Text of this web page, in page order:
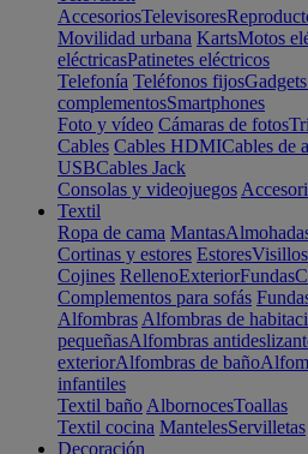
AccesoriosTelevisores
Movilidad urbana KartsMotos
eléctricasPatinetes eléctricos
Telefonía Teléfonos fijos
complementosSmartphones
Foto y vídeo Cámaras de fotos
Cables Cables HDMICables de
USBCables Jack
Consolas y videojuegos
Textil
Ropa de cama Mantas
Cortinas y estores EstoresVisillos
Cojines RellenoExteriorFundas
Complementos para sofás
Alfombras Alfombras de
pequeñasAlfombras
exteriorAlfombras de baño
infantiles
Textil baño AlbornocesToallas
Textil cocina MantelesServilletas
Decoración